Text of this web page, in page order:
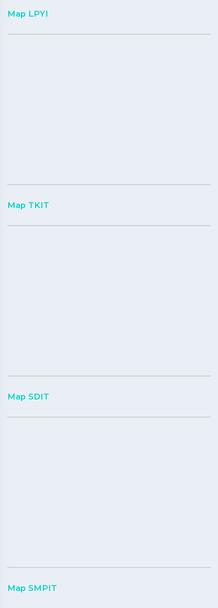
Map LPYI
Map TKIT
Map SDIT
Map SMPIT